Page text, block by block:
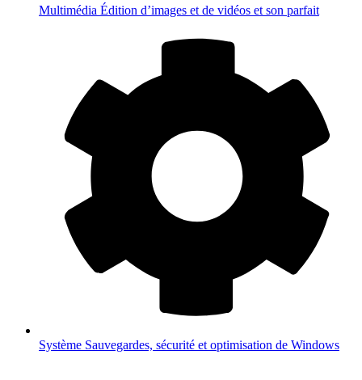
Multimédia Édition d’images et de vidéos et son parfait
Système Sauvegardes, sécurité et optimisation de Windows